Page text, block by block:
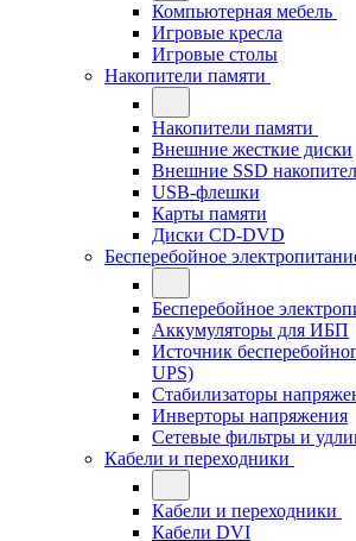
Компьютерная мебель
Игровые кресла
Игровые столы
Накопители памяти
Накопители памяти
Внешние жесткие диски
Внешние SSD
USB-флешки
Карты памяти
Диски CD-DVD
Бесперебойное
Бесперебойное
Аккумуляторы для ИБП
Источник
UPS)
Стабилизаторы
Инверторы напряжения
Сетевые фильтры и
Кабели и переходники
Кабели и переходники
Кабели DVI